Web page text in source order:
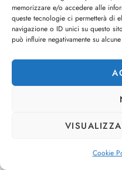
memorizzare e/o accedere alle
queste tecnologie ci permetterà di
navigazione o ID unici su questo
può influire negativamente su
Cookie
dojouomo.it è un progetto
dojoblog.it di proprietà
legale in Via delle Sirene